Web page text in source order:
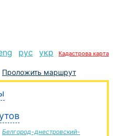
рус укр Кадастрова карта
Проложить маршрут
Белгород-днестровский-
маршрут Родинское-